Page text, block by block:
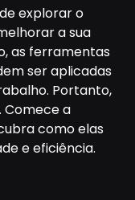
explorar o
a sua
as ferramentas
ser aplicadas
Portanto,
Comece a
como elas
e eficiência.